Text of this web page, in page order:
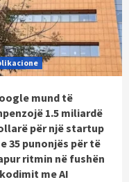
mund të
1.5 miliardë
për një startup
35 punonjës për të
ritmin në fushën
me AI